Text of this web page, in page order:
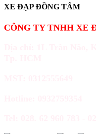
XE ĐẠP ĐỒNG TÂM
CÔNG TY TNHH XE